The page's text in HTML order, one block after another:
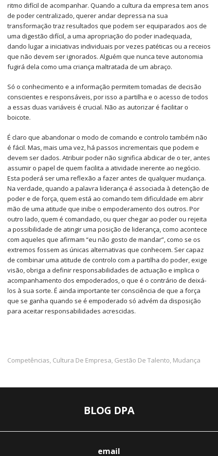
ritmo difícil de acompanhar. Quando a cultura da empresa tem anos
de poder centralizado, querer andar depressa na sua
transformação traz resultados que podem ser equiparados aos de
uma digestão difícil, a uma apropriação do poder inadequada,
dando lugar a iniciativas individuais por vezes patéticas ou a receios
que não devem ser ignorados. Alguém que nunca teve autonomia
fugirá dela como uma criança maltratada de um abraço.
Só o conhecimento e a informação permitem tomadas de decisão
conscientes e responsáveis, por isso a partilha e o acesso de todos
a essas duas variáveis é crucial. Não as autorizar é facilitar o
boicote.
É claro que abandonar o modo de comando e controlo também não
é fácil. Mas, mais uma vez, há passos incrementais que podem e
devem ser dados. Atribuir poder não significa abdicar de o ter, antes
assumir o papel de quem facilita a atividade inerente ao negócio.
Esta poderá ser uma reflexão a fazer antes de qualquer mudança.
Na verdade, quando a palavra liderança é associada à detenção de
poder e de força, quem está ao comando tem dificuldade em abrir
mão de uma atitude que inibe o empoderamento dos outros. Por
outro lado, quem é comandado, ou quer chegar ao poder ou rejeita
a possibilidade de atingir uma posição de liderança, como acontece
com aqueles que afirmam “eu não gosto de mandar”, como se os
extremos fossem as únicas alternativas que conhecem. Ser capaz
de combinar uma atitude de controlo com a partilha do poder, exige
visão, obriga a definir responsabilidades de actuação e implica o
acompanhamento dos empoderados, o que é o contrário de deixá-
los à sua sorte. É ainda importante ter consciência de que a força
que se ganha quando se é empoderado só advém da disposição
para aceitar responsabilidades acrescidas.
Competências, Cultura De Empresa, Gestão De Talento, Mudança
BLOG DPA
email